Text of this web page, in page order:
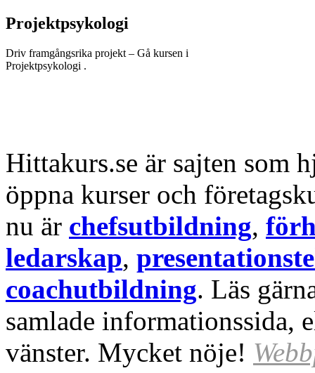
Projektpsykologi
Driv framgångsrika projekt – Gå kursen i
Projektpsykologi .
Hittakurs.se är sajten som
öppna kurser och
nu är chefsutbildning,
ledarskap,
coachutbildning. Läs
samlade
vänster. Mycket nöje!